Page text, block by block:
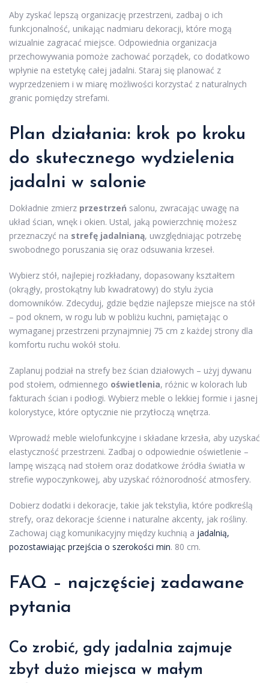
Aby zyskać lepszą organizację przestrzeni, zadbaj o ich
funkcjonalność, unikając nadmiaru dekoracji, które mogą
wizualnie zagracać miejsce. Odpowiednia organizacja
przechowywania pomoże zachować porządek, co dodatkowo
wpłynie na estetykę całej jadalni. Staraj się planować z
wyprzedzeniem i w miarę możliwości korzystać z naturalnych
granic pomiędzy strefami.
Plan działania: krok po kroku
do skutecznego wydzielenia
jadalni w salonie
Dokładnie zmierz przestrzeń salonu, zwracając uwagę na
układ ścian, wnęk i okien. Ustal, jaką powierzchnię możesz
przeznaczyć na strefę jadalnianą, uwzględniając potrzebę
swobodnego poruszania się oraz odsuwania krzeseł.
Wybierz stół, najlepiej rozkładany, dopasowany kształtem
(okrągły, prostokątny lub kwadratowy) do stylu życia
domowników. Zdecyduj, gdzie będzie najlepsze miejsce na stół
– pod oknem, w rogu lub w pobliżu kuchni, pamiętając o
wymaganej przestrzeni przynajmniej 75 cm z każdej strony dla
komfortu ruchu wokół stołu.
Zaplanuj podział na strefy bez ścian działowych – użyj dywanu
pod stołem, odmiennego oświetlenia, różnic w kolorach lub
fakturach ścian i podłogi. Wybierz meble o lekkiej formie i jasnej
kolorystyce, które optycznie nie przytłoczą wnętrza.
Wprowadź meble wielofunkcyjne i składane krzesła, aby uzyskać
elastyczność przestrzeni. Zadbaj o odpowiednie oświetlenie –
lampę wiszącą nad stołem oraz dodatkowe źródła światła w
strefie wypoczynkowej, aby uzyskać różnorodność atmosfery.
Dobierz dodatki i dekoracje, takie jak tekstylia, które podkreślą
strefy, oraz dekoracje ścienne i naturalne akcenty, jak rośliny.
Zachowaj ciąg komunikacyjny między kuchnią a jadalnią,
pozostawiając przejścia o szerokości min. 80 cm.
FAQ – najczęściej zadawane
pytania
Co zrobić, gdy jadalnia zajmuje
zbyt dużo miejsca w małym